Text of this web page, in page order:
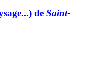
de Saint-